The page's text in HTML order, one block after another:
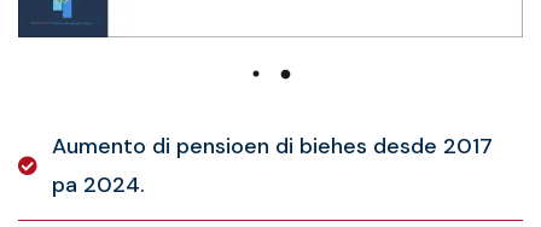
Aumento di pensioen di biehes desde 2017
pa 2024.